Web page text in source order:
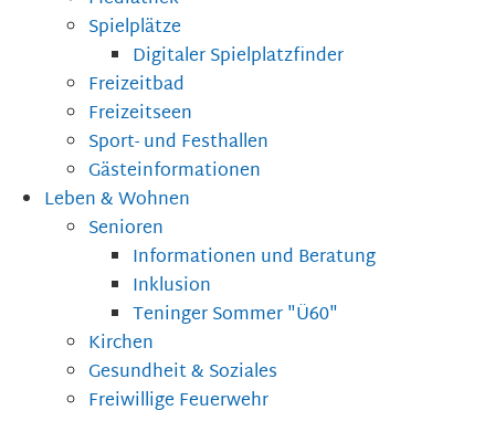
Spielplätze
Digitaler Spielplatzfinder
Freizeitbad
Freizeitseen
Sport- und Festhallen
Gästeinformationen
Leben & Wohnen
Senioren
Informationen und Beratung
Inklusion
Teninger Sommer "Ü60"
Kirchen
Gesundheit & Soziales
Freiwillige Feuerwehr